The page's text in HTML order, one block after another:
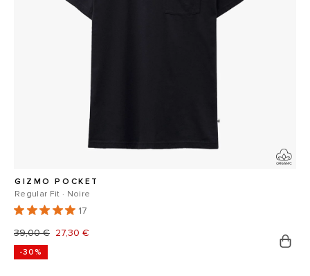
GIZMO POCKET
Regular Fit · Noire
17
Prix
habituel
39,00 €
Prix
promotionnel
27,30 €
-30%